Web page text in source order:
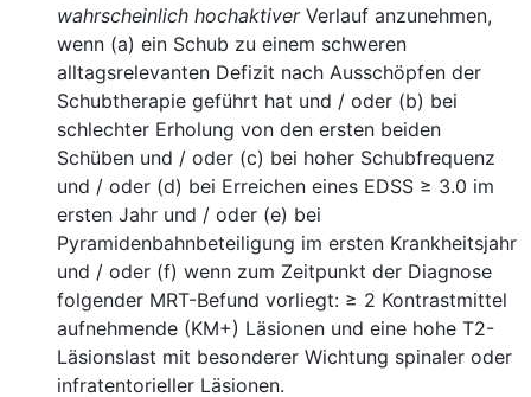
wahrscheinlich hochaktiver Verlauf anzunehmen,
wenn (a) ein Schub zu einem schweren
alltagsrelevanten Defizit nach Ausschöpfen der
Schubtherapie geführt hat und / oder (b) bei
schlechter Erholung von den ersten beiden
Schüben und / oder (c) bei hoher Schubfrequenz
und / oder (d) bei Erreichen eines EDSS ≥ 3.0 im
ersten Jahr und / oder (e) bei
Pyramidenbahnbeteiligung im ersten Krankheitsjahr
und / oder (f) wenn zum Zeitpunkt der Diagnose
folgender MRT-Befund vorliegt: ≥ 2 Kontrastmittel
aufnehmende (KM+) Läsionen und eine hohe T2-
Läsionslast mit besonderer Wichtung spinaler oder
infratentorieller Läsionen.